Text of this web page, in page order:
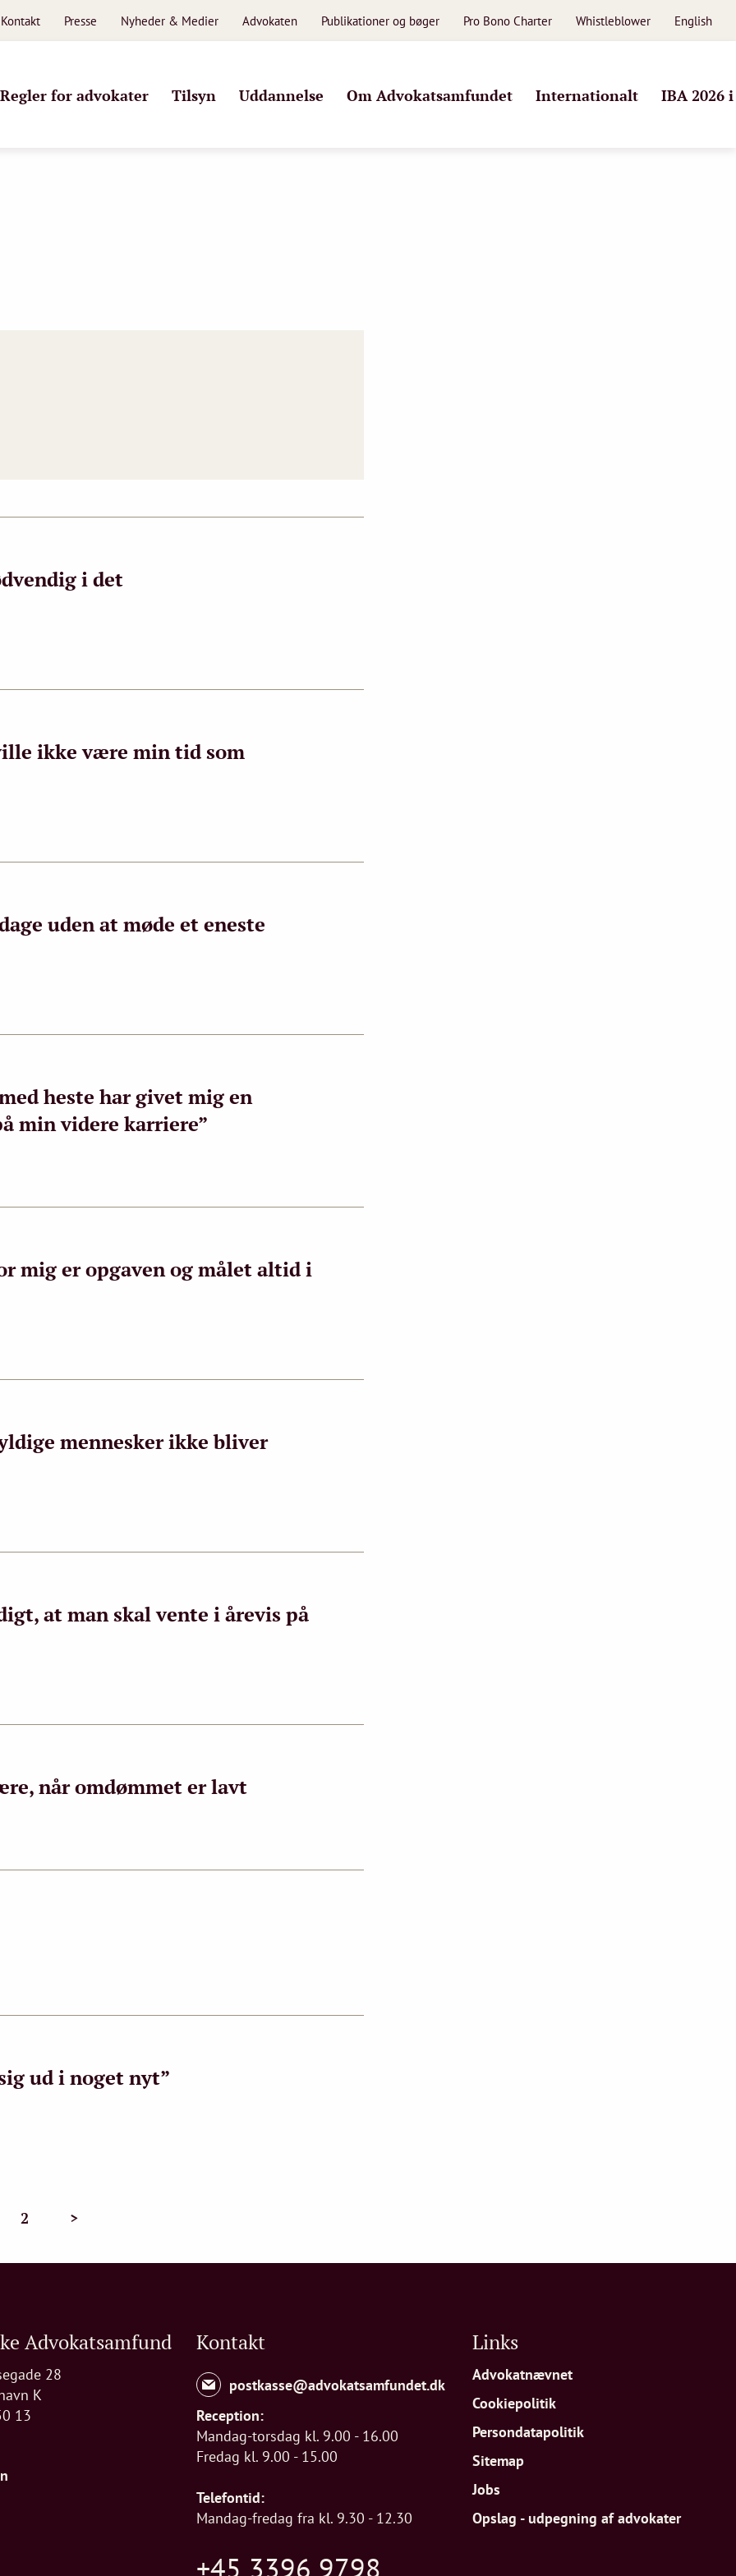
Kontakt Presse Nyheder & Medier Advokaten Publikationer og bøger Pro Bono Charter Whistleblower English
Regler for advokater Tilsyn Uddannelse Om Advokatsamfundet Internationalt IBA 2026
i det
ikke være min tid som
uden at møde et eneste
heste har givet mig en
min videre karriere”
mig er opgaven og målet altid i
mennesker ikke bliver
at man skal vente i årevis på
når omdømmet er lavt
ud i noget nyt”
2 >
Advokatsamfund
28
K
13
Kontakt
postkasse@advokatsamfundet.dk
Reception:
Mandag-torsdag kl. 9.00 - 16.00
Fredag kl. 9.00 - 15.00
Telefontid:
Mandag-fredag fra kl. 9.30 - 12.30
+45 3396 9798
Links
Advokatnævnet
Cookiepolitik
Persondatapolitik
Sitemap
Jobs
Opslag - udpegning af advokater